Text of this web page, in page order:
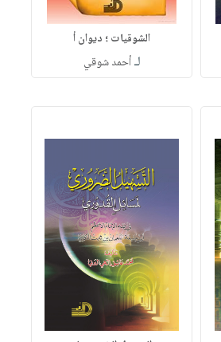
الشوقيات ؛ ديوان أ
لـأحمد شوقي